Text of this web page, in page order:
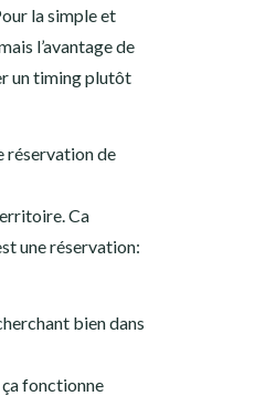
la simple et
l’avantage de
un timing plutôt
réservation de
Ca
une réservation:
bien dans
ça fonctionne